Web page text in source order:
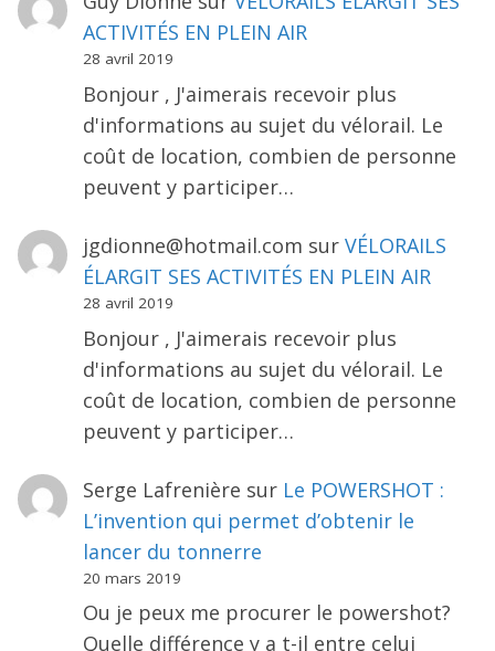
ACTIVITÉS EN PLEIN AIR
28 avril 2019
Bonjour , J'aimerais recevoir plus
d'informations au sujet du vélorail. Le
coût de location, combien de personne
peuvent y participer…
jgdionne@hotmail.com sur VÉLORAILS
ÉLARGIT SES ACTIVITÉS EN PLEIN AIR
28 avril 2019
Bonjour , J'aimerais recevoir plus
d'informations au sujet du vélorail. Le
coût de location, combien de personne
peuvent y participer…
Serge Lafrenière sur Le POWERSHOT :
L’invention qui permet d’obtenir le
lancer du tonnerre
20 mars 2019
Ou je peux me procurer le powershot?
Quelle différence y a t-il entre celui